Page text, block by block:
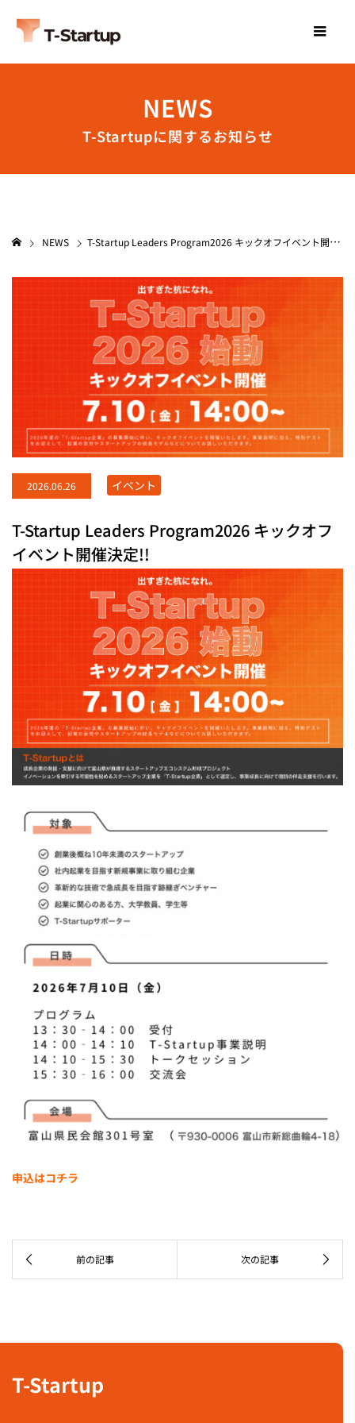
NEWS
T-Startupに関するお知らせ
NEWS T-Startup Leaders Program2026 キックオフイベント開催決定!!
2026.06.26 イベント
T-Startup Leaders Program2026 キックオフ
イベント開催決定!!
申込はコチラ
T-Startup